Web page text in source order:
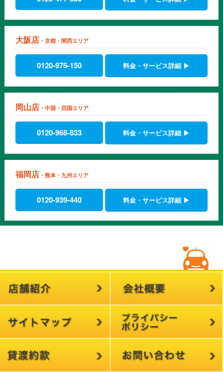
大阪店 ・京都・関西エリア
0120-976-150 料金・サービス詳細 ▶
岡山店 ・中国・四国エリア
0120-968-833 料金・サービス詳細 ▶
福岡店 ・熊本・九州エリア
0120-939-440 料金・サービス詳細 ▶